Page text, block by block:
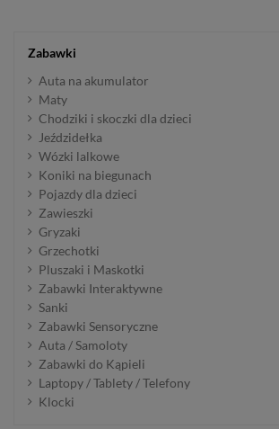
Zabawki
Auta na akumulator
Maty
Chodziki i skoczki dla dzieci
Jeździdełka
Wózki lalkowe
Koniki na biegunach
Pojazdy dla dzieci
Zawieszki
Gryzaki
Grzechotki
Pluszaki i Maskotki
Zabawki Interaktywne
Sanki
Zabawki Sensoryczne
Auta / Samoloty
Zabawki do Kąpieli
Laptopy / Tablety / Telefony
Klocki